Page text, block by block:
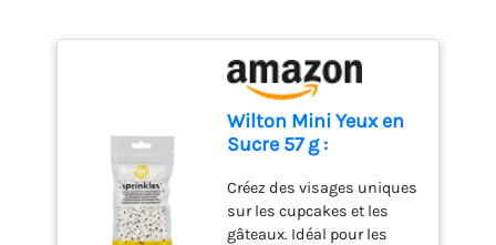
Wilton Mini Yeux en
Sucre 57 g :
Sucre pour
Cupcakes, Cake
Pops, Gâteaux et
Créez des visages uniques
sur les cupcakes et les
gâteaux. Idéal pour les